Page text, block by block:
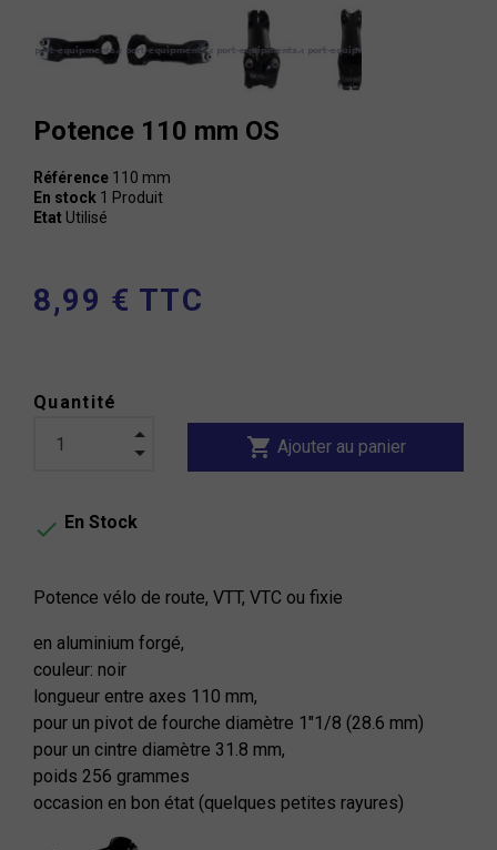
Potence 110 mm OS
Référence 110 mm
En stock 1 Produit
Etat Utilisé
8,99 € TTC
Quantité
shopping_cart Ajouter au panier
 En Stock
Potence vélo de route, VTT, VTC ou fixie
en aluminium forgé,
couleur: noir
longueur entre axes 110 mm,
pour un pivot de fourche diamètre 1"1/8 (28.6 mm)
pour un cintre diamètre 31.8 mm,
poids 256 grammes
occasion en bon état (quelques petites rayures)